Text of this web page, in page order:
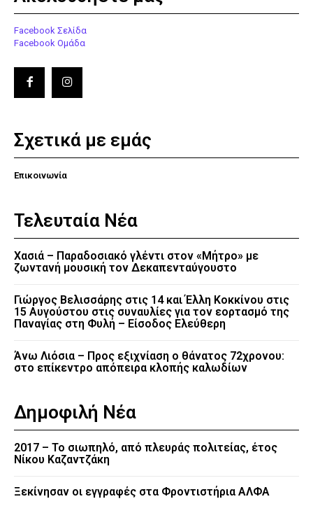
Facebook Σελίδα
Facebook Ομάδα
Σχετικά με εμάς
Επικοινωνία
Τελευταία Νέα
Χασιά – Παραδοσιακό γλέντι στον «Μήτρο» με
ζωντανή μουσική τον Δεκαπενταύγουστο
Γιώργος Βελισσάρης στις 14 και Έλλη Κοκκίνου στις
15 Αυγούστου στις συναυλίες για τον εορτασμό της
Παναγίας στη Φυλή – Είσοδος Ελεύθερη
Άνω Λιόσια – Προς εξιχνίαση ο θάνατος 72χρονου:
στο επίκεντρο απόπειρα κλοπής καλωδίων
Δημοφιλή Νέα
2017 – Το σιωπηλό, από πλευράς πολιτείας, έτος
Νίκου Καζαντζάκη
Ξεκίνησαν οι εγγραφές στα Φροντιστήρια ΑΛΦΑ